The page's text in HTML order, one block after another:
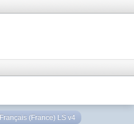
Français (France) LS v4